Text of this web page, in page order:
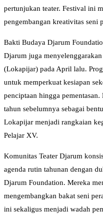
pertunjukan teater. Festival ini
pengembangan kreativitas seni
Bakti Budaya Djarum
Djarum juga
(Lokapijar) pada April lalu.
untuk memperkuat kesiapan
penciptaan hingga
tahun sebelumnya sebagai
Lokapijar menjadi rangkaian
Pelajar XV.
Komunitas Teater Djarum
agenda rutin tahunan dengan
Djarum Foundation. Mereka
mengembangkan bakat seni
ini sekaligus menjadi wadah